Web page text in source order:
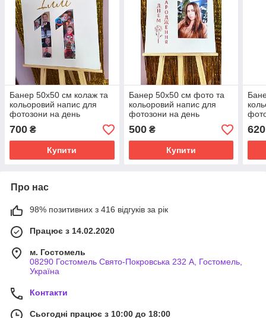
Банер 50х50 см колаж та
кольоровий напис для
фотозони на день
народження
700 ₴
Купити
Банер 50х50 см фото та
кольоровий напис для
фотозони на день
народження
500₴
Купити
620
Про нас
98% позитивних з 416 відгуків за рік
Працює з 14.02.2020
м. Гостомель
08290 Гостомель Свято-Покровська 232 А, Гостомель,
Україна
Контакти
Сьогодні працює з 10:00 до 18:00